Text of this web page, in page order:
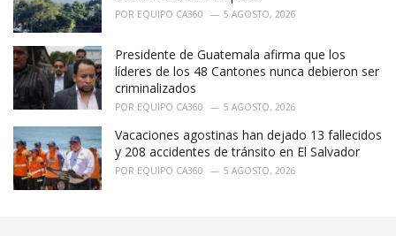
POR EQUIPO CA360 5 AGOSTO, 2026
Presidente de Guatemala afirma que los
líderes de los 48 Cantones nunca debieron ser
criminalizados
POR EQUIPO CA360 5 AGOSTO, 2026
Vacaciones agostinas han dejado 13 fallecidos
y 208 accidentes de tránsito en El Salvador
POR EQUIPO CA360 5 AGOSTO, 2026